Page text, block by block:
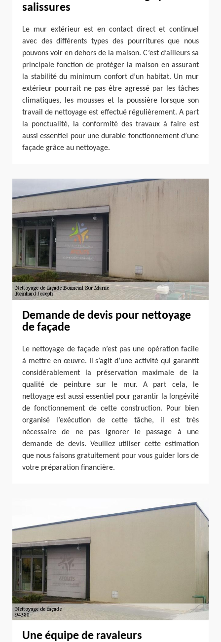
salissures
Le mur extérieur est en contact direct et continuel
avec des différents types des pourritures que nous
pouvons voir en dehors de la maison. C’est d’ailleurs sa
principale fonction de protéger la maison en assurant
la stabilité du minimum confort d’un habitat. Un mur
extérieur pourrait ne pas être agressé par les tâches
climatiques, les mousses et la poussière lorsque son
travail de nettoyage est effectué régulièrement. A part
la ponctualité, la conformité des travaux à faire est
aussi essentiel pour une durable fonctionnement d’une
façade grâce au nettoyage.
Demande de devis pour nettoyage
de façade
Le nettoyage de façade n’est pas une opération facile
à mettre en œuvre. Il s’agit d’une activité qui garantit
considérablement la préservation maximale de la
qualité de peinture sur le mur. A part cela, le
nettoyage est aussi essentiel pour garantir la longévité
de fonctionnement de cette construction. Pour bien
organisé l’exécution de cette tâche, il est très
nécessaire de ne pas ignorer le passage à une
demande de devis. Veuillez utiliser cette estimation
que nous faisons gratuitement pour vous guider lors de
votre préparation financière.
Une équipe de ravaleurs